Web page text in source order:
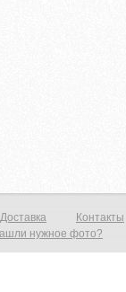
Доставка Контакты
нужное фото?